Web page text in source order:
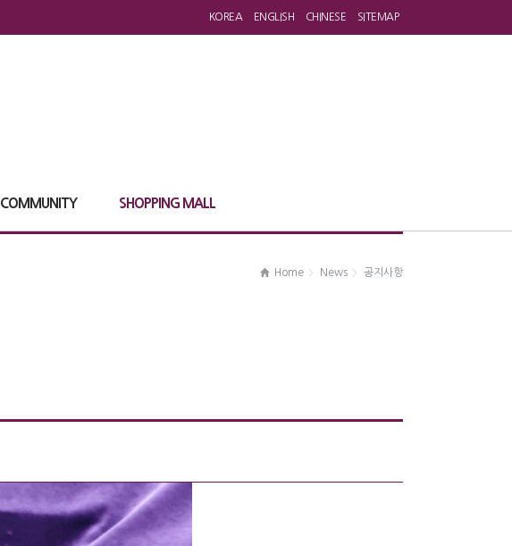
KOREA ENGLISH CHINESE SITEMAP
COMMUNITY SHOPPING MALL
Home News 공지사항